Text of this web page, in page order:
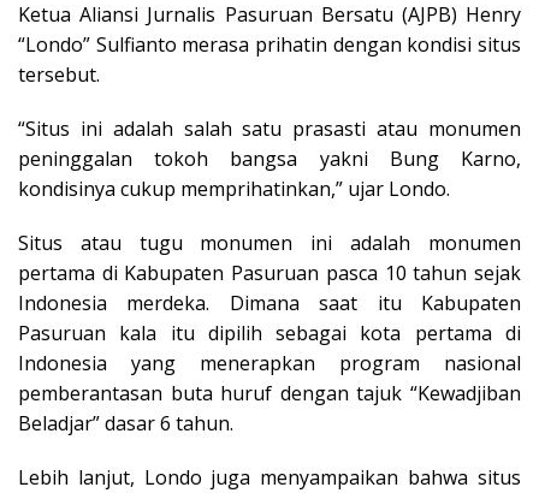
Ketua Aliansi Jurnalis Pasuruan Bersatu (AJPB) Henry
“Londo” Sulfianto merasa prihatin dengan kondisi situs
tersebut.
“Situs ini adalah salah satu prasasti atau monumen
peninggalan tokoh bangsa yakni Bung Karno,
kondisinya cukup memprihatinkan,” ujar Londo.
Situs atau tugu monumen ini adalah monumen
pertama di Kabupaten Pasuruan pasca 10 tahun sejak
Indonesia merdeka. Dimana saat itu Kabupaten
Pasuruan kala itu dipilih sebagai kota pertama di
Indonesia yang menerapkan program nasional
pemberantasan buta huruf dengan tajuk “Kewadjiban
Beladjar” dasar 6 tahun.
Lebih lanjut, Londo juga menyampaikan bahwa situs